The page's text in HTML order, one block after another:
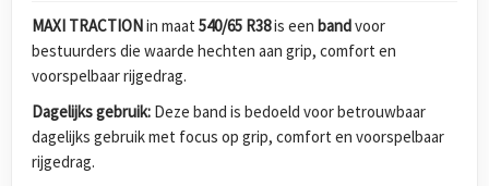
MAXI TRACTIONin maat 540/65 R38is een bandvoor
bestuurders die waarde hechten aan grip, comfort en
voorspelbaar rijgedrag.
Dagelijks gebruik: Deze band is bedoeld voor betrouwbaar
dagelijks gebruik met focus op grip, comfort en voorspelbaar
rijgedrag.